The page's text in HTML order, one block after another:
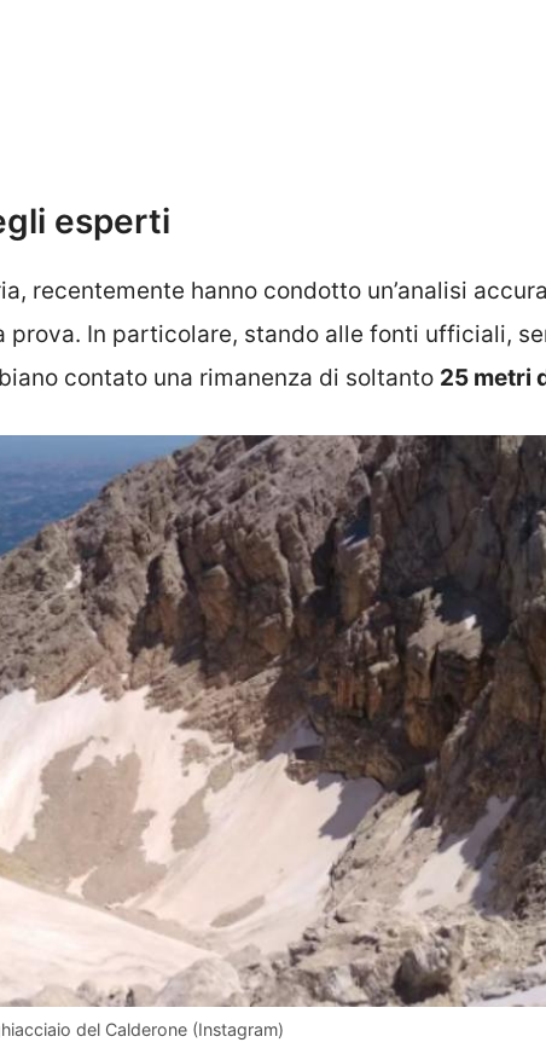
esperti
recentemente hanno condotto un’analisi
prova. In particolare, stando alle fonti ufficiali,
contato una rimanenza di soltanto 25 metri
del Calderone (Instagram)